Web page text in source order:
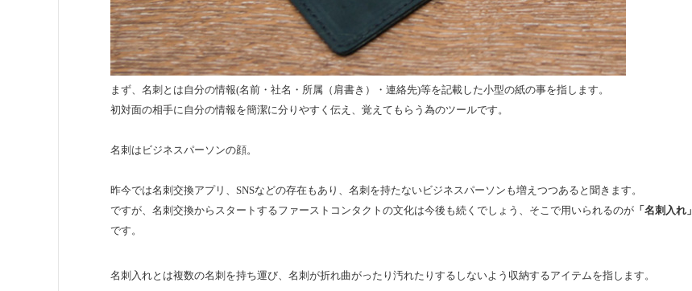
まず、名刺とは自分の情報(名前・社名・所属（肩書き）・連絡先)等を記載した小型の紙の事を指します。
初対面の相手に自分の情報を簡潔に分りやすく伝え、覚えてもらう為のツールです。
名刺はビジネスパーソンの顔。
昨今では名刺交換アプリ、SNSなどの存在もあり、名刺を持たないビジネスパーソンも増えつつあると聞きます。
ですが、名刺交換からスタートするファーストコンタクトの文化は今後も続くでしょう、そこで用いられるのが 「名刺入れ」
です。
名刺入れとは複数の名刺を持ち運び、名刺が折れ曲がったり汚れたりするしないよう収納するアイテムを指します。